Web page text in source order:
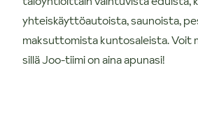
yhteiskäyttöautoista, saunoista,
maksuttomista kuntosaleista. Voit
sillä Joo-tiimi on aina apunasi!